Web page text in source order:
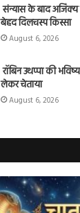
संन्यास के बाद अजिंक्‍य
बेहद दिलचस्प किस्सा
August 6, 2026
रॉबिन उथप्पा की
लेकर चेताया
August 6, 2026